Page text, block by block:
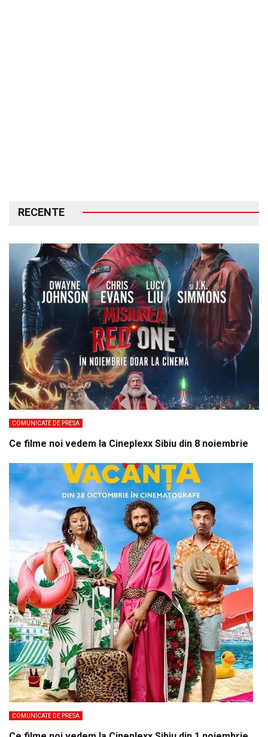
RECENTE
COMUNICATE DE PRESA
Ce filme noi vedem la Cineplexx Sibiu din 8 noiembrie
COMUNICATE DE PRESA